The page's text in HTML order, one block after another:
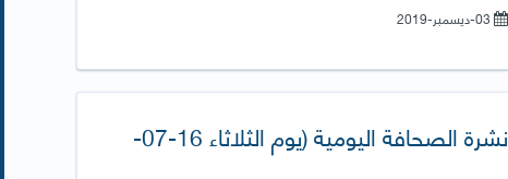
نشرة الصحافة اليومية (يوم الثلاثاء 16-07-